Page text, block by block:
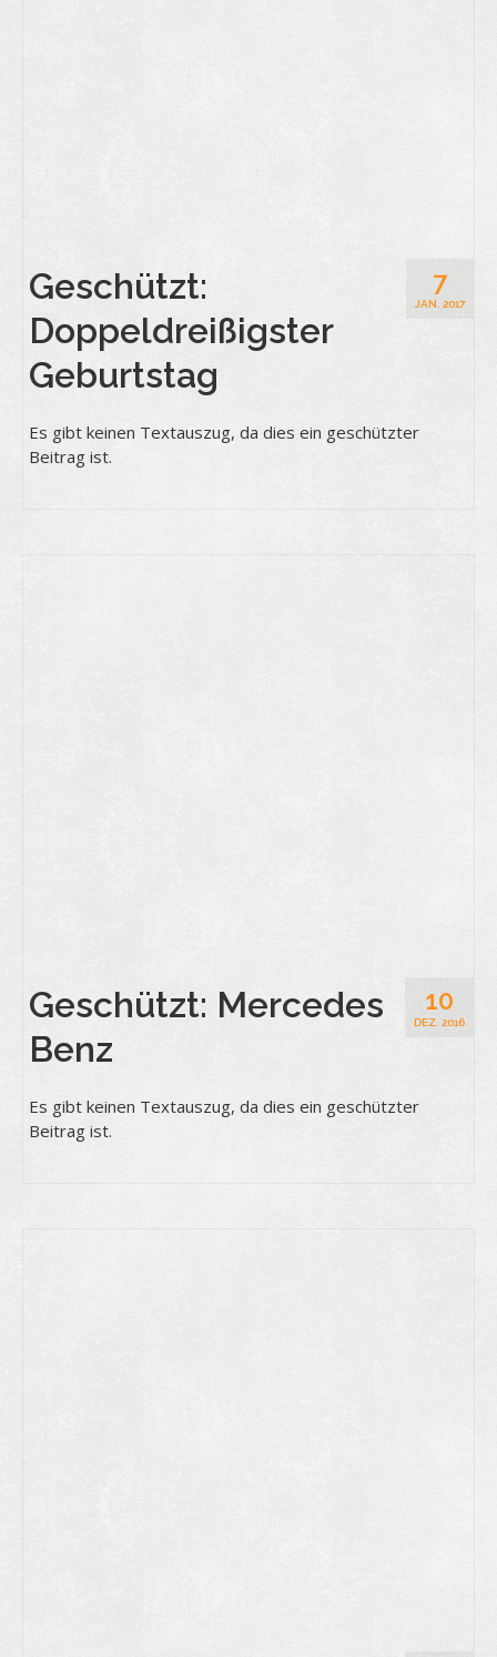
7
JAN. 2017
Geschützt:
Doppeldreißigster
Geburtstag
Es gibt keinen Textauszug, da dies ein geschützter
Beitrag ist.
10
DEZ. 2016
Geschützt: Mercedes
Benz
Es gibt keinen Textauszug, da dies ein geschützter
Beitrag ist.